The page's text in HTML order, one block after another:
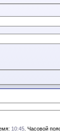
10:45 . Часовой